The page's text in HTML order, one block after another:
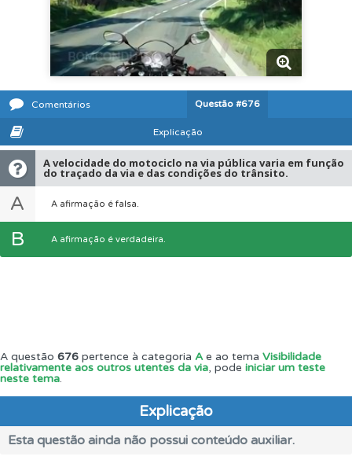
Comentários Questão #676
Explicação
A velocidade do motociclo na via pública varia em função
do traçado da via e das condições do trânsito.
A A afirmação é falsa.
B A afirmação é verdadeira.
A questão 676 pertence à categoria Ae ao tema Visibilidade
relativamente aos outros utentes da via, pode iniciar um teste
neste tema.
Explicação
Esta questão ainda não possui conteúdo auxiliar.